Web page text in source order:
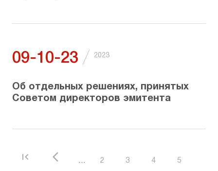
09-10-23 / 2023
Об отдельных решениях, принятых
Советом директоров эмитента
first_page arrow_back_ios … 2 3 4 5